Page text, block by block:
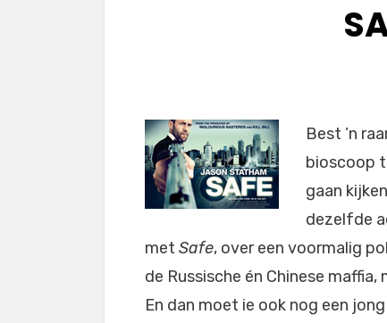
Best ’n
bioscoop
gaan
dezelfde
met Safe, over een voormalig
de Russische én Chinese
En dan moet ie ook nog een